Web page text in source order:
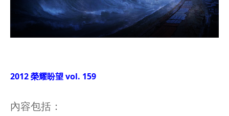
2012 榮耀盼望 vol. 159
內容包括：